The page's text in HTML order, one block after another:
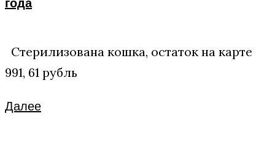
Стерилизована кошка, остаток на карте
991, 61 рубль
Facebook
Twitter
Google+
Далее